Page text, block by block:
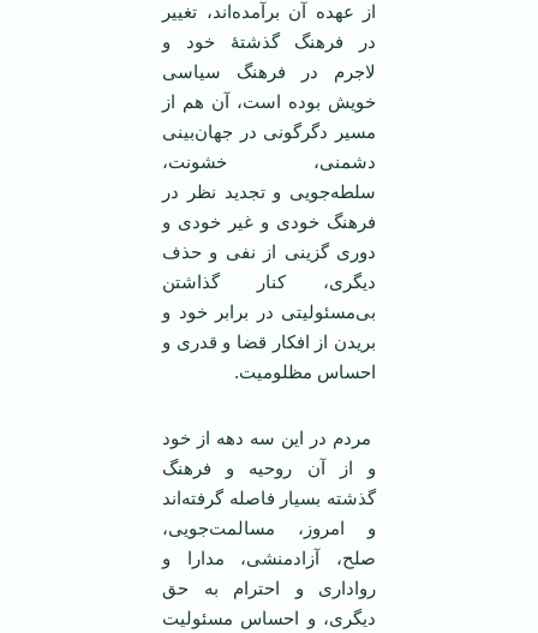
از عهده آن برآمده‌اند، تغییر
در فرهنگ گذشتۀ خود و
لاجرم در فرهنگ سیاسی
خویش بوده است، آن هم از
مسیر دگرگونی در جهان‌بینی
دشمنی، خشونت،
سلطه‌جویی و تجدید نظر در
فرهنگ خودی و غیر خودی و
دوری گزینی از نفی و حذف
دیگری، کنار گذاشتن
بی‌مسئولیتی در برابر خود و
بریدن از افکار قضا و قدری و
احساس مظلومیت.
مردم در این سه دهه از خود
و از آن روحیه و فرهنگ
گذشته بسیار فاصله گرفته‌اند
و امروز، مسالمت‌جویی،
صلح، آزادمنشی، مدارا و
رواداری و احترام به حق
دیگری، و احساس مسئولیت